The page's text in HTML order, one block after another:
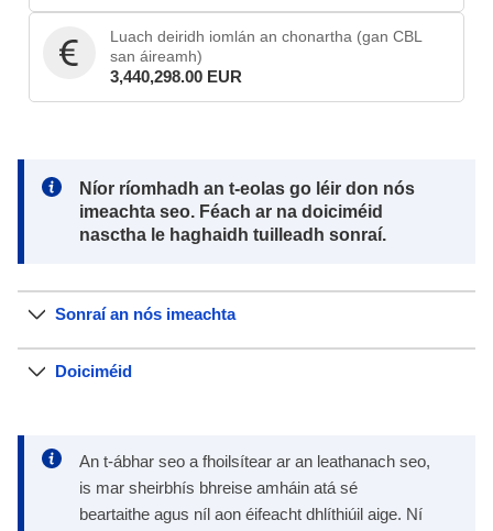
Luach deiridh iomlán an chonartha (gan CBL
san áireamh)
3,440,298.00 EUR
Note:
Níor ríomhadh an t-eolas go léir don nós
imeachta seo. Féach ar na doiciméid
nasctha le haghaidh tuilleadh sonraí.
Sonraí an nós imeachta
Doiciméid
An t-ábhar seo a fhoilsítear ar an leathanach seo,
is mar sheirbhís bhreise amháin atá sé
beartaithe agus níl aon éifeacht dhlíthiúil aige. Ní